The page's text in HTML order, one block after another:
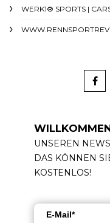
WERK1® SPORTS |
UNSEREN
DAS KÖNNEN
KOSTENLOS!
E-Mail*